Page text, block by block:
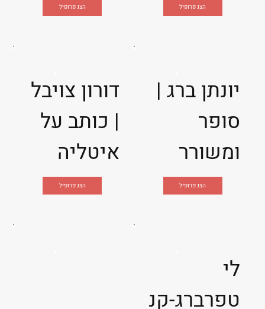
הצג פרופיל הצג פרופיל
דורון צויבל
| כותב על
איטליה
הצג פרופיל
יונתן ברג |
סופר
ומשורר
הצג פרופיל
לי
טפרברג-קנ